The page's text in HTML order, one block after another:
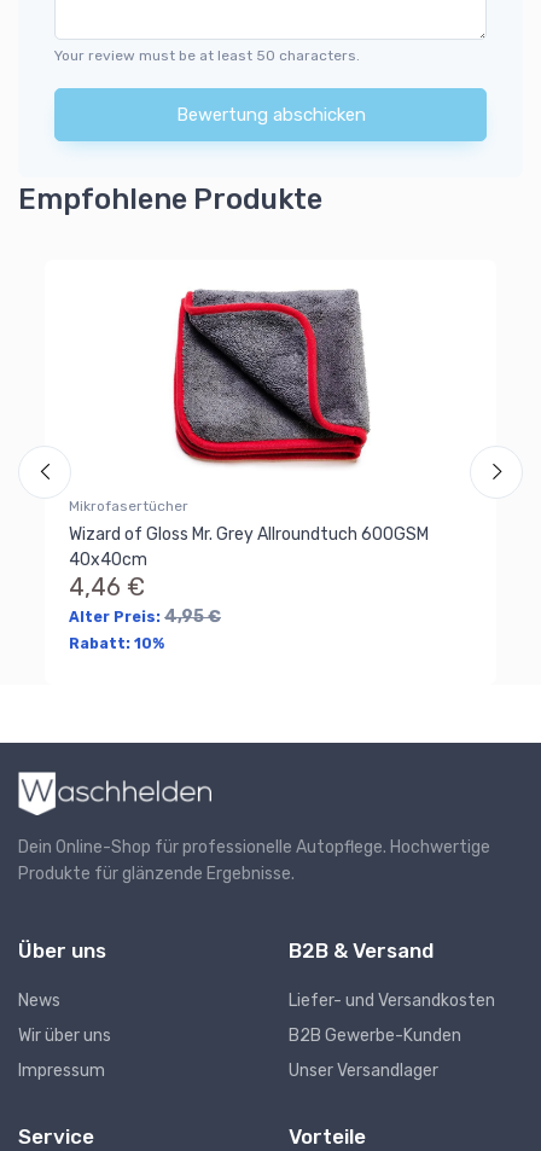
Your review must be at least 50 characters.
Bewertung abschicken
Empfohlene Produkte
Mikrofasertücher
Wizard of Gloss Mr. Grey Allroundtuch 600GSM
40x40cm
4,46 €
Alter Preis: 4,95 €
Rabatt: 10%
Dein Online-Shop für professionelle Autopflege. Hochwertige
Produkte für glänzende Ergebnisse.
Über uns
News
Wir über uns
Impressum
B2B & Versand
Liefer- und Versandkosten
B2B Gewerbe-Kunden
Unser Versandlager
Service Vorteile